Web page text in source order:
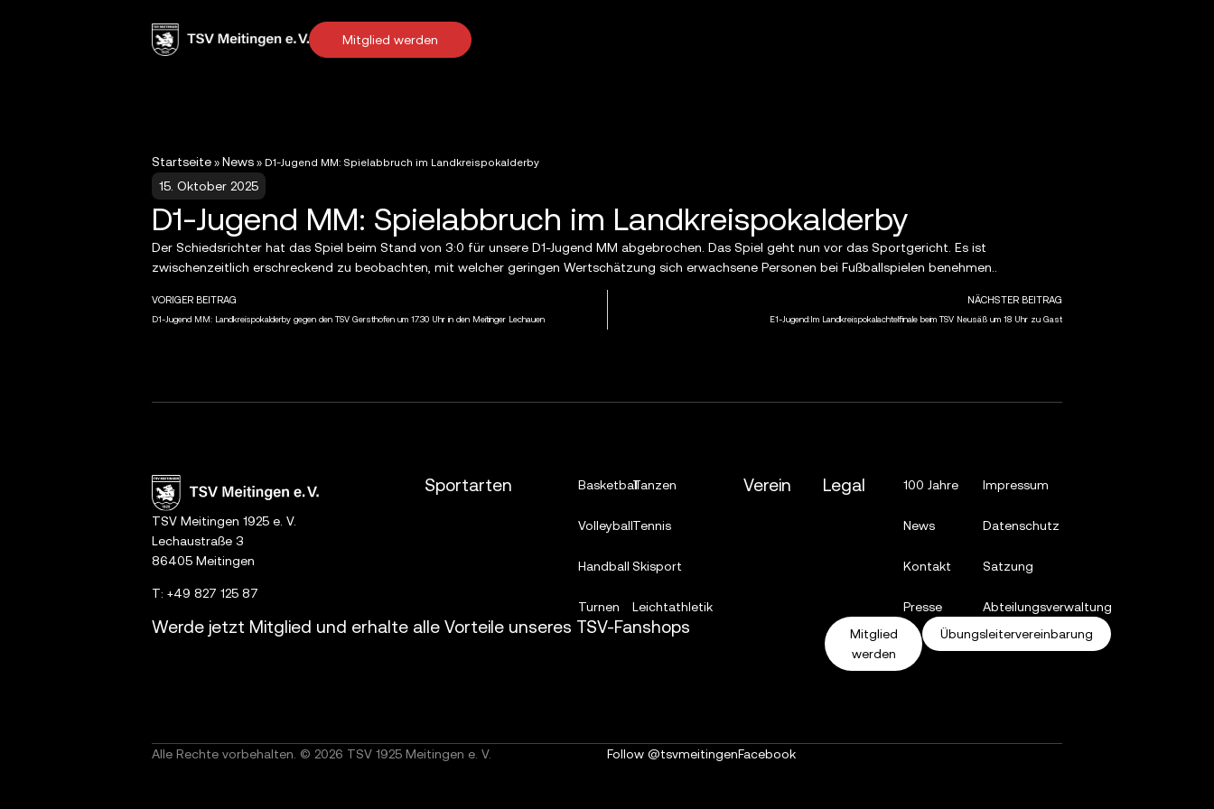
Mitglied werden
Startseite » News » D1-Jugend MM: Spielabbruch im Landkreispokalderby
15. Oktober 2025
D1-Jugend MM: Spielabbruch im Landkreispokalderby
Der Schiedsrichter hat das Spiel beim Stand von 3:0 für unsere D1-Jugend MM abgebrochen. Das Spiel geht nun vor das Sportgericht. Es ist
zwischenzeitlich erschreckend zu beobachten, mit welcher geringen Wertschätzung sich erwachsene Personen bei Fußballspielen benehmen..
VORIGER BEITRAG
D1-Jugend MM: Landkreispokalderby gegen den TSV Gersthofen um 17.30 Uhr in den Meitinger Lechauen
NÄCHSTER BEITRAG
E1-Jugend:Im Landkreispokalachtelfinale beim TSV Neusäß um 18 Uhr zu Gast
TSV Meitingen 1925 e. V.
Lechaustraße 3
86405 Meitingen
T: +49 827 125 87
Sportarten Basketball
Volleyball
Handball
Turnen
Tanzen
Tennis
Skisport
Leichtathletik
Verein Legal 100 Jahre
News
Kontakt
Presse
Impressum
Datenschutz
Satzung
Abteilungsverwaltung
Werde jetzt Mitglied und erhalte alle Vorteile unseres TSV-Fanshops
Mitglied
werden
Übungsleitervereinbarung
Alle Rechte vorbehalten. © 2026 TSV 1925 Meitingen e. V. Follow @tsvmeitingenFacebook